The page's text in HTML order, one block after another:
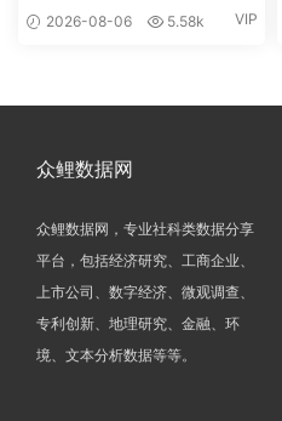
2026-08-06 5.58k VIP
众鲤数据网
众鲤数据网，专业社科类数据分享
平台，包括经济研究、工商企业、
上市公司、数字经济、微观调查、
专利创新、地理研究、金融、环
境、文本分析数据等等。